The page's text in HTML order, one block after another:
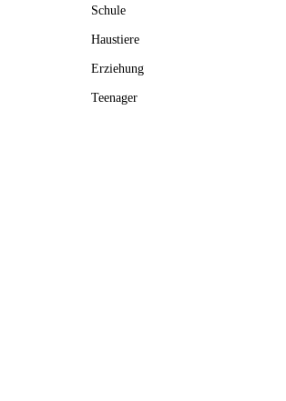
Schule
Haustiere
Erziehung
Teenager